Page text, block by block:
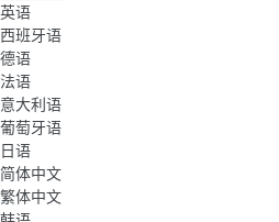
英语
西班牙语
德语
法语
意大利语
葡萄牙语
日语
简体中文
繁体中文